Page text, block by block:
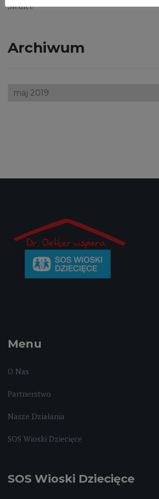
Siedlce
Archiwum
Archiwum
Menu
O Nas
Partnerstwo
Nasze Działania
SOS Wioski Dziecięce
SOS Wioski Dziecięce